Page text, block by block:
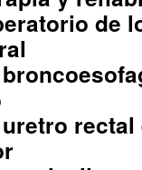
de
rectal